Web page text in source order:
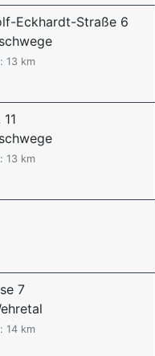
Eckhardt-Straße 6
13 km
13 km
7
14 km